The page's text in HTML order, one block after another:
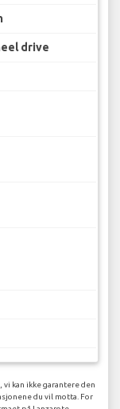
drive
kan ikke garantere den
du vil motta. For